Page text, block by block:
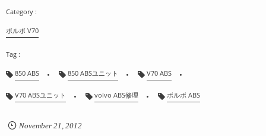
ボルボ V70
850 ABS 850 ABSユニット V70 ABS
V70 ABSユニット volvo ABS修理 ボルボ ABS
November 21 , 2012